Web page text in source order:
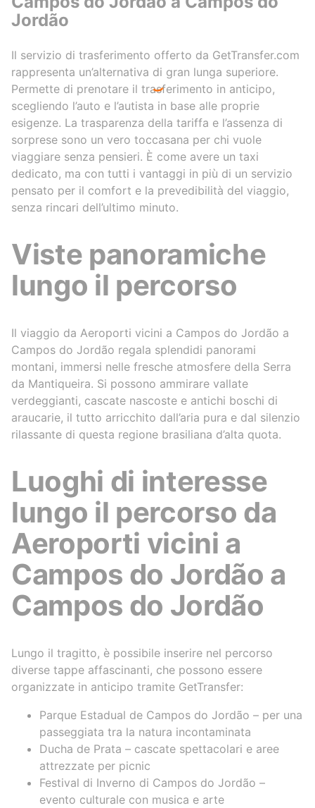
Jordão
Il servizio di trasferimento offerto da GetTransfer.com
rappresenta un’alternativa di gran lunga superiore.
Permette di prenotare il trasferimento in anticipo,
scegliendo l’auto e l’autista in base alle proprie
esigenze. La trasparenza della tariffa e l’assenza di
sorprese sono un vero toccasana per chi vuole
viaggiare senza pensieri. È come avere un taxi
dedicato, ma con tutti i vantaggi in più di un servizio
pensato per il comfort e la prevedibilità del viaggio,
senza rincari dell’ultimo minuto.
Viste panoramiche
lungo il percorso
Il viaggio da Aeroporti vicini a Campos do Jordão a
Campos do Jordão regala splendidi panorami
montani, immersi nelle fresche atmosfere della Serra
da Mantiqueira. Si possono ammirare vallate
verdeggianti, cascate nascoste e antichi boschi di
araucarie, il tutto arricchito dall’aria pura e dal silenzio
rilassante di questa regione brasiliana d’alta quota.
Luoghi di interesse
lungo il percorso da
Aeroporti vicini a
Campos do Jordão a
Campos do Jordão
Lungo il tragitto, è possibile inserire nel percorso
diverse tappe affascinanti, che possono essere
organizzate in anticipo tramite GetTransfer:
Parque Estadual de Campos do Jordão – per una
passeggiata tra la natura incontaminata
Ducha de Prata – cascate spettacolari e aree
attrezzate per picnic
Festival di Inverno di Campos do Jordão –
evento culturale con musica e arte